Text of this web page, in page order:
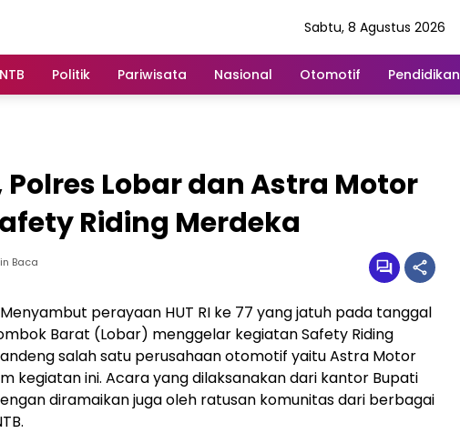
Sabtu, 8 Agustus 2026
NTB Politik Pariwisata Nasional Otomotif Pendidikan
Lobar dan Astra Motor
Riding Merdeka
Baca
perayaan HUT RI ke 77 yang jatuh pada tanggal
Barat (Lobar) menggelar kegiatan Safety Riding
salah satu perusahaan otomotif yaitu Astra Motor
kegiatan ini. Acara yang dilaksanakan dari kantor Bupati
diramaikan juga oleh ratusan komunitas dari berbagai